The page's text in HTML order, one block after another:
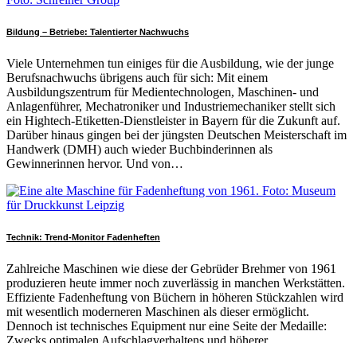
Bildung – Betriebe: Talentierter Nachwuchs
Viele Unternehmen tun einiges für die Ausbildung, wie der junge
Berufsnachwuchs übrigens auch für sich: Mit einem
Ausbildungszentrum für Medientechnologen, Maschinen- und
Anlagenführer, Mechatroniker und Industriemechaniker stellt sich
ein Hightech-Etiketten-Dienstleister in Bayern für die Zukunft auf.
Darüber hinaus gingen bei der jüngsten Deutschen Meisterschaft im
Handwerk (DMH) auch wieder Buchbinderinnen als
Gewinnerinnen hervor. Und von…
Technik: Trend-Monitor Fadenheften
Zahlreiche Maschinen wie diese der Gebrüder Brehmer von 1961
produzieren heute immer noch zuverlässig in manchen Werkstätten.
Effiziente Fadenheftung von Büchern in höheren Stückzahlen wird
mit wesentlich moderneren Maschinen als dieser ermöglicht.
Dennoch ist technisches Equipment nur eine Seite der Medaille:
Zwecks optimalen Aufschlagverhaltens und höherer